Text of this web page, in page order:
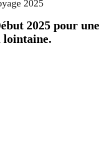
2025
2025 pour une
lointaine.